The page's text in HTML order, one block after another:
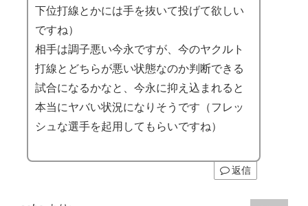
下位打線とかには手を抜いて投げて欲しい
ですね）
相手は調子悪い今永ですが、今のヤクルト
打線とどちらが悪い状態なのか判断できる
試合になるかなと、今永に抑え込まれると
本当にヤバい状況になりそうです（フレッ
シュな選手を起用してもらいですね）
返信